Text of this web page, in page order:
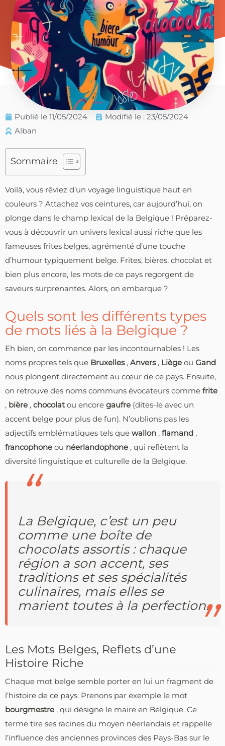
Publié le 11/05/2024
Modifié le : 23/05/2024
Alban
Sommaire
Voilà, vous rêviez d’un voyage linguistique haut en
couleurs ? Attachez vos ceintures, car aujourd’hui, on
plonge dans le champ lexical de la Belgique ! Préparez-
vous à découvrir un univers lexical aussi riche que les
fameuses frites belges, agrémenté d’une touche
d’humour typiquement belge. Frites, bières, chocolat et
bien plus encore, les mots de ce pays regorgent de
saveurs surprenantes. Alors, on embarque ?
Quels sont les différents types
de mots liés à la Belgique ?
Eh bien, on commence par les incontournables ! Les
noms propres tels que Bruxelles , Anvers , Liège ou Gand
nous plongent directement au cœur de ce pays. Ensuite,
on retrouve des noms communs évocateurs comme frite
, bière , chocolat ou encore gaufre (dites-le avec un
accent belge pour plus de fun). N’oublions pas les
adjectifs emblématiques tels que wallon , flamand ,
francophone ou néerlandophone , qui reflètent la
diversité linguistique et culturelle de la Belgique.
La Belgique, c’est un peu
comme une boîte de
chocolats assortis : chaque
région a son accent, ses
traditions et ses spécialités
culinaires, mais elles se
marient toutes à la perfection.
Les Mots Belges, Reflets d’une
Histoire Riche
Chaque mot belge semble porter en lui un fragment de
l’histoire de ce pays. Prenons par exemple le mot
bourgmestre , qui désigne le maire en Belgique. Ce
terme tire ses racines du moyen néerlandais et rappelle
l’influence des anciennes provinces des Pays-Bas sur le